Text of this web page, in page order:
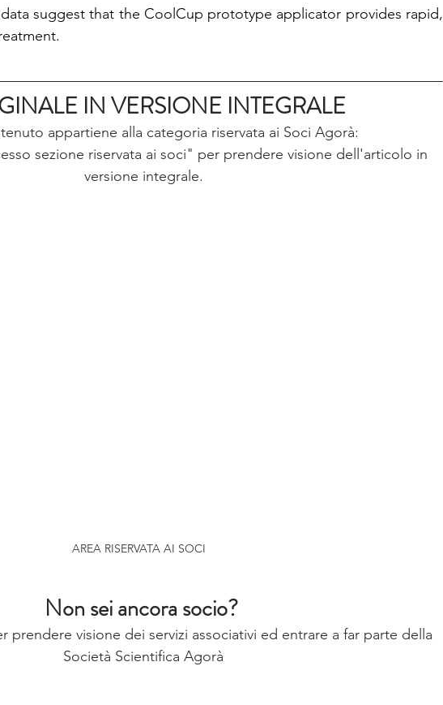
suggest that the CoolCup prototype applicator provides rapid,
IN VERSIONE INTEGRALE
appartiene alla categoria riservata ai Soci Agorà:
sezione riservata ai soci" per prendere visione dell'articolo in
versione integrale.
AREA RISERVATA AI SOCI
Non sei ancora socio?
prendere visione dei servizi associativi ed entrare a far parte della
Società Scientifica Agorà